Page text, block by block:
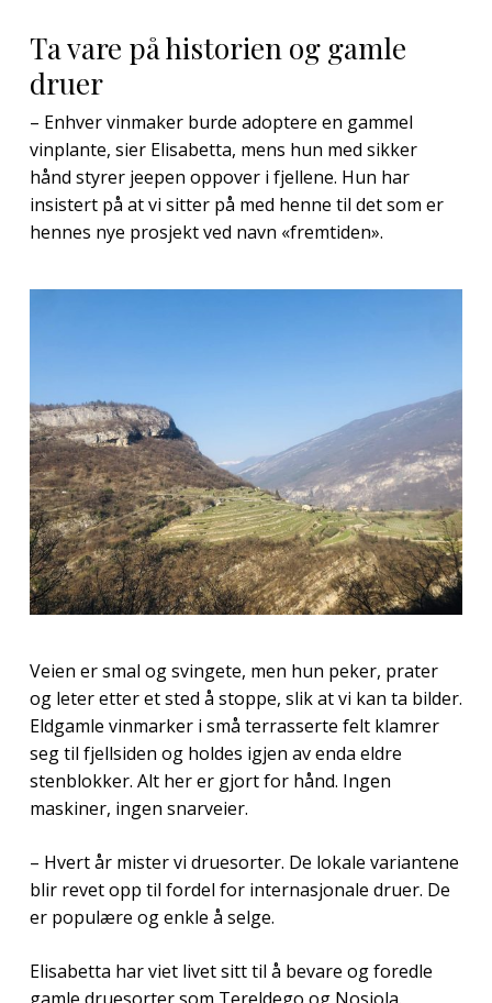
Ta vare på historien og gamle
druer
– Enhver vinmaker burde adoptere en gammel
vinplante, sier Elisabetta, mens hun med sikker
hånd styrer jeepen oppover i fjellene. Hun har
insistert på at vi sitter på med henne til det som er
hennes nye prosjekt ved navn «fremtiden».
Veien er smal og svingete, men hun peker, prater
og leter etter et sted å stoppe, slik at vi kan ta bilder.
Eldgamle vinmarker i små terrasserte felt klamrer
seg til fjellsiden og holdes igjen av enda eldre
stenblokker. Alt her er gjort for hånd. Ingen
maskiner, ingen snarveier.
– Hvert år mister vi druesorter. De lokale variantene
blir revet opp til fordel for internasjonale druer. De
er populære og enkle å selge.
Elisabetta har viet livet sitt til å bevare og foredle